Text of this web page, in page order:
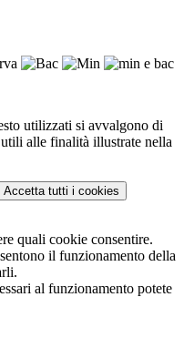
utilizzati si avvalgono di
alle finalità illustrate nella
Accetta tutti i cookies
quali cookie consentire.
il funzionamento della
al funzionamento potete